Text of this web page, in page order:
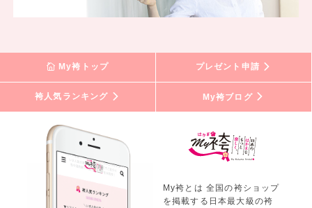
My袴トップ プレゼント申請
袴人気ランキング My袴ブログ
My袴とは 全国の袴ショップ
を掲載する日本最大級の袴